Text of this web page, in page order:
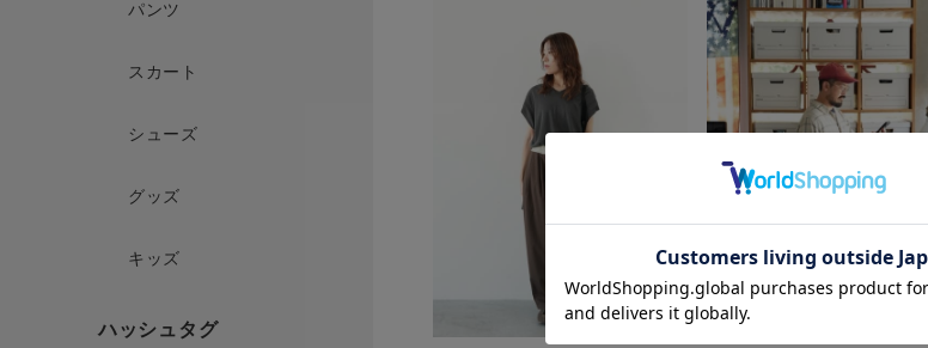
パンツ
スカート
シューズ
グッズ
キッズ